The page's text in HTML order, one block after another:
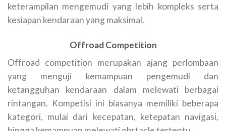
keterampilan mengemudi yang lebih kompleks serta
kesiapan kendaraan yang maksimal.
Offroad Competition
Offroad competition merupakan ajang perlombaan
yang menguji kemampuan pengemudi dan
ketangguhan kendaraan dalam melewati berbagai
rintangan. Kompetisi ini biasanya memiliki beberapa
kategori, mulai dari kecepatan, ketepatan navigasi,